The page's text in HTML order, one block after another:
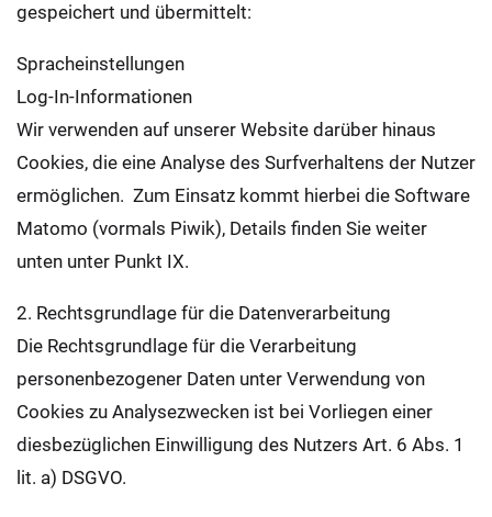
gespeichert und übermittelt:
Spracheinstellungen
Log-In-Informationen
Wir verwenden auf unserer Website darüber hinaus
Cookies, die eine Analyse des Surfverhaltens der Nutzer
ermöglichen. Zum Einsatz kommt hierbei die Software
Matomo (vormals Piwik), Details finden Sie weiter
unten unter Punkt IX.
2. Rechtsgrundlage für die Datenverarbeitung
Die Rechtsgrundlage für die Verarbeitung
personenbezogener Daten unter Verwendung von
Cookies zu Analysezwecken ist bei Vorliegen einer
diesbezüglichen Einwilligung des Nutzers Art. 6 Abs. 1
lit. a) DSGVO.